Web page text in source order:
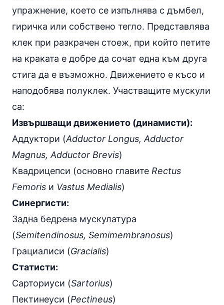
упражнение, което се изпълнява с дъмбел,
гиричка или собствено тегло. Представлява
клек при разкрачен стоеж, при който петите
на краката е добре да сочат една към друга
стига да е възможно. Движението е късо и
наподобява полуклек. Участващите мускули
са:
Извършващи движението (динамисти):
Аддуктори (Adductor Longus, Adductor
Magnus, Adductor Brevis)
Квадрицепси (основно главите Rectus
Femoris и Vastus Medialis)
Синергисти:
Задна бедрена мускулатура
(Semitendinosus, Semimembranosus)
Грациалиси (Gracialis)
Статисти:
Сарториуси (Sartorius)
Пектинеуси (Pectineus)